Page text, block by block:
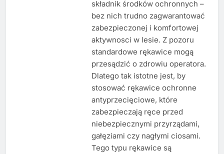
składnik środków ochronnych –
bez nich trudno zagwarantować
zabezpieczonej i komfortowej
aktywnosci w lesie. Z pozoru
standardowe rękawice mogą
przesądzić o zdrowiu operatora.
Dlatego tak istotne jest, by
stosować rękawice ochronne
antyprzecięciowe, które
zabezpieczają ręce przed
niebezpiecznymi przyrządami,
gałęziami czy nagłymi ciosami.
Tego typu rękawice są